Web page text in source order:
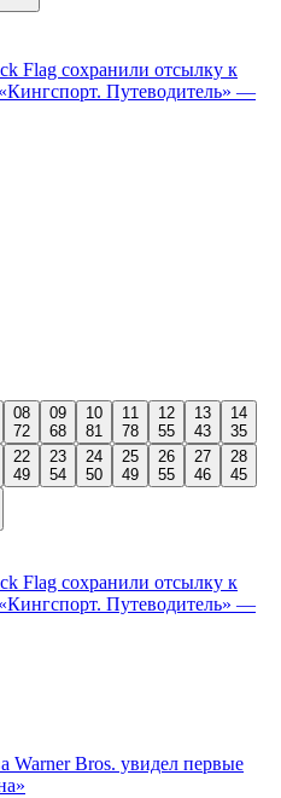
Flag сохранили отсылку к
Путеводитель» —
08
72
09
68
10
81
11
78
12
55
13
43
14
35
22
49
23
54
24
50
25
49
26
55
27
46
28
45
Flag сохранили отсылку к
Путеводитель» —
Warner Bros. увидел первые